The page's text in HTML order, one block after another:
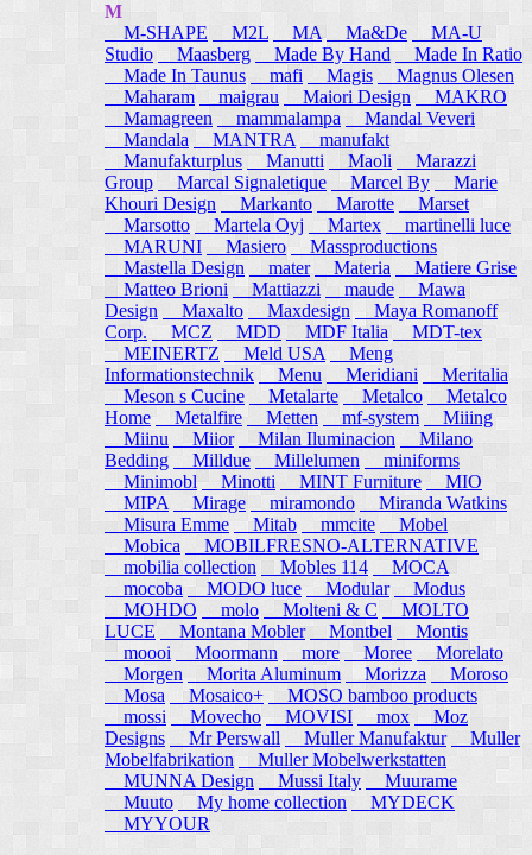
M
M-SHAPE
M2L MA Ma&De
MA-U
Studio
Maasberg Made By Hand
Made In Ratio
Made In Taunus
mafi Magis
Magnus Olesen
Maharam
maigrau Maiori Design
MAKRO
Mamagreen
mammalampa
Mandal Veveri
Mandala
MANTRA
manufakt
Manufakturplus
Manutti Maoli
Marazzi
Group
Marcal Signaletique Marcel By
Marie
Khouri Design
Markanto Marotte
Marset
Marsotto
Martela Oyj Martex
martinelli luce
MARUNI
Masiero
Massproductions
Mastella Design
mater Materia
Matiere Grise
Matteo Brioni
Mattiazzi maude
Mawa
Design
Maxalto Maxdesign
Maya Romanoff
Corp.
MCZ MDD MDF Italia
MDT-tex
MEINERTZ
Meld USA
Meng
Informationstechnik
Menu Meridiani
Meritalia
Meson s Cucine
Metalarte Metalco
Metalco
Home Metalfire Metten mf-system
Miiing
Miinu
Miior Milan Iluminacion
Milano
Bedding
Milldue Millelumen
miniforms
Minimobl Minotti MINT Furniture
MIO
MIPA
Mirage miramondo
Miranda Watkins
Misura Emme
Mitab mmcite
Mobel
Mobica
MOBILFRESNO-ALTERNATIVE
mobilia collection
Mobles 114
MOCA
mocoba
MODO luce Modular
Modus
MOHDO
molo Molteni & C
MOLTO
LUCE
Montana Mobler Montbel
Montis
moooi
Moormann more Moree
Morelato
Morgen
Morita Aluminum Morizza
Moroso
Mosa
Mosaico+
MOSO bamboo products
mossi
Movecho MOVISI mox
Moz
Designs
Mr Perswall Muller Manufaktur
Muller
Mobelfabrikation
Muller Mobelwerkstatten
MUNNA Design
Mussi Italy
Muurame
Muuto My home collection
MYDECK
MYYOUR